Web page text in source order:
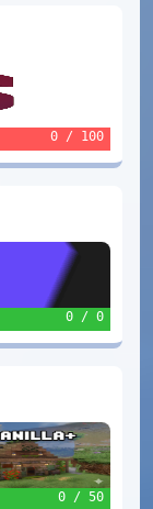
0 / 100
0 / 0
0 / 50